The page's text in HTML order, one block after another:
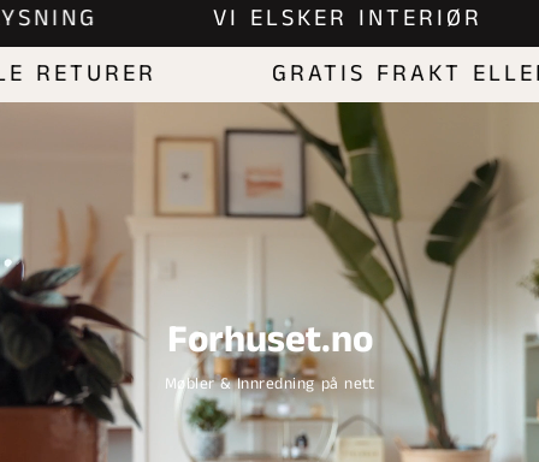
VI ELSKER INTERIØR
GRATIS FRAKT ELLER
Forhuset.no
Møbler & Innredning på nett